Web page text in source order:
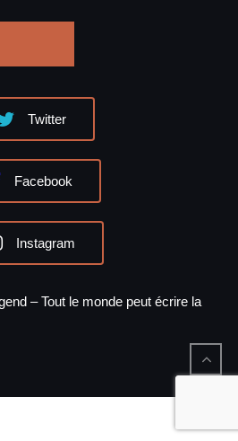
Twitter
Facebook
Instagram
– Tout le monde peut écrire la